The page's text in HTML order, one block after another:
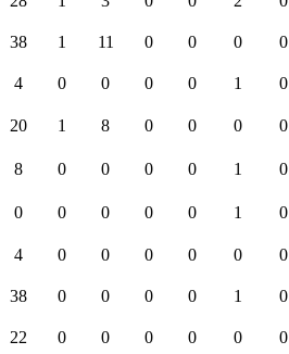
38 1 11 0 0 0 0
4 0 0 0 0 1 0
20 1 8 0 0 0 0
8 0 0 0 0 1 0
0 0 0 0 0 1 0
4 0 0 0 0 0 0
38 0 0 0 0 1 0
22 0 0 0 0 0 0